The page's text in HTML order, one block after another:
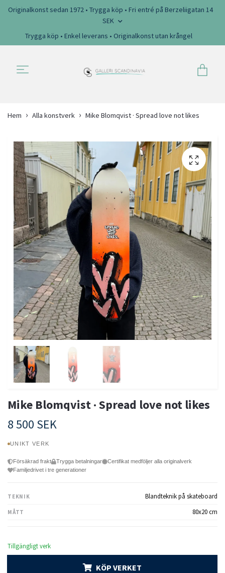
Originalkonst sedan 1972 • Trygga köp • Fri entré på Berzeliigatan 14
SEK
Trygga köp • Enkel leverans • Originalkonst utan krångel
Hem Alla konstverk Mike Blomqvist · Spread love not likes
Mike Blomqvist · Spread love not likes
8 500 SEK
UNIKT VERK
Försäkrad frakt Trygga betalningar
Certifikat medföljer alla originalverk
Familjedrivet i tre generationer
TEKNIK Blandteknik på skateboard
MÅTT 80x20 cm
Tillgängligt verk
KÖP VERKET